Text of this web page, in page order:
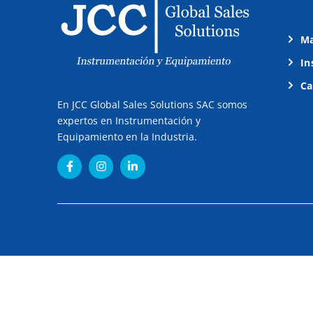
En JCC Global Sales Solutions SAC somos
expertos en Instrumentación y
Equipamiento en la Industria.